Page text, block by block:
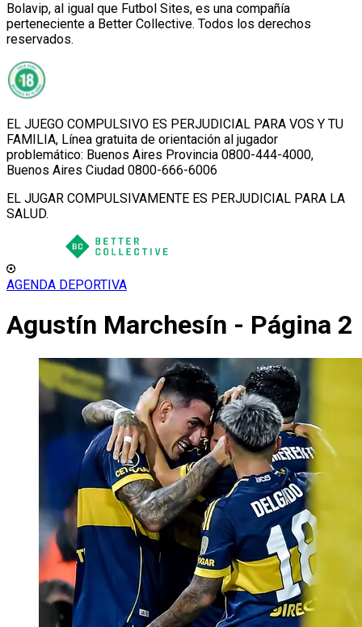
Bolavip, al igual que Futbol Sites, es una compañía
perteneciente a Better Collective. Todos los derechos
reservados.
EL JUEGO COMPULSIVO ES PERJUDICIAL PARA VOS Y TU
FAMILIA, Línea gratuita de orientación al jugador
problemático: Buenos Aires Provincia 0800-444-4000,
Buenos Aires Ciudad 0800-666-6006
EL JUGAR COMPULSIVAMENTE ES PERJUDICIAL PARA LA
SALUD.
AGENDA DEPORTIVA
Agustín Marchesín - Página 2